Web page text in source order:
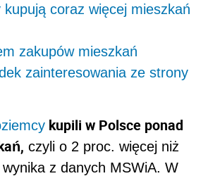
kupują coraz więcej mieszkań
zakupów mieszkań
zainteresowania ze strony
kupili w Polsce ponad
czyli o 2 proc. więcej niż
z danych MSWiA. W